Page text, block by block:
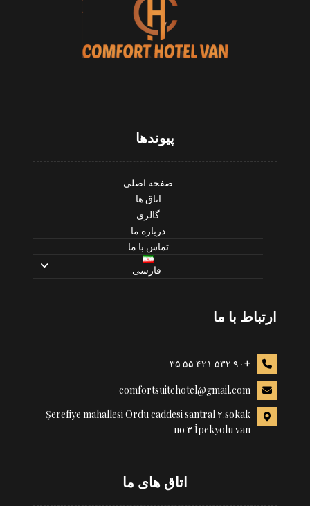
پیوندها
صفحه اصلی
اتاق ها
گالری
درباره ما
تماس با ما
فارسی
ارتباط با ما
+۹۰ ۵۳۲ ۴۲۱ ۵۵ ۳۵
comfortsuitehotel@gmail.com
Şerefiye mahallesi Ordu caddesi santral ۲.sokak
no ۳ İpekyolu van
اتاق های ما